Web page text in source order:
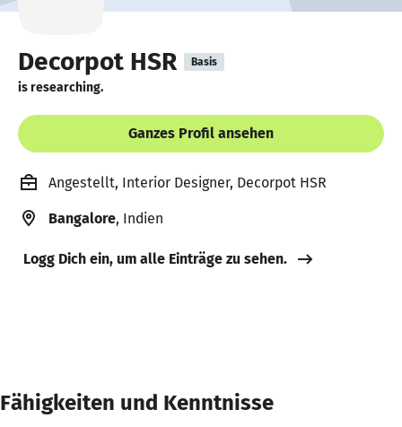
Decorpot HSR Basis
is researching.
Ganzes Profil ansehen
Angestellt, Interior Designer, Decorpot HSR
Bangalore, Indien
Logg Dich ein, um alle Einträge zu sehen.
Fähigkeiten und Kenntnisse